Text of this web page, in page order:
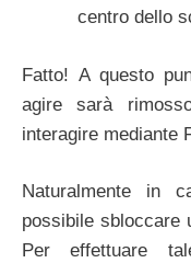
centro dello
Fatto! A questo
agire sarà
interagire mediante
Naturalmente in
possibile sbloccare
Per effettuare